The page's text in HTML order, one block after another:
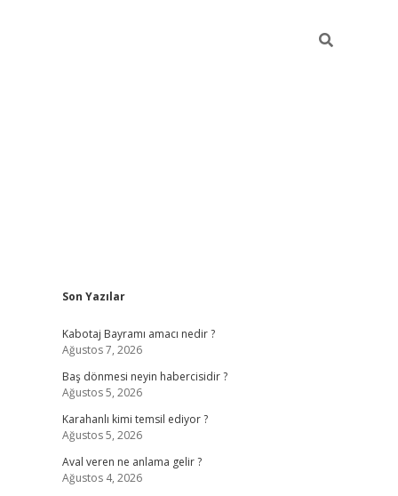
Sidebar
Son Yazılar
Kabotaj Bayramı amacı nedir ?
Ağustos 7, 2026
Baş dönmesi neyin habercisidir ?
Ağustos 5, 2026
Karahanlı kimi temsil ediyor ?
Ağustos 5, 2026
Aval veren ne anlama gelir ?
Ağustos 4, 2026
ilbetvd casino giriş